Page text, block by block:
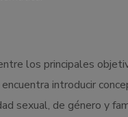
los principales
encuentra introducir
sexual, de género y